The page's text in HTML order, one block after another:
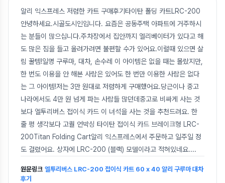
알리 익스프레스 저렴한 카트 구매후기타이탄 폴딩 카트LRC-200
안녕하세요.시골도시인입니다. 요즘은 공동주택 아파트에 거주하시
는 분들이 많으십니다.주차장에서 집안까지 엘리베이터가 있다고 해
도 많은 짐을 들고 올려가려면 불편할 수가 있어요.이럴때 있으면 살
림 꿀템!일명 구루마, 대차, 손수레 이 아이템은 없을 때는 몰랐지만,
한 번도 이용을 안 해본 사람은 있어도 한 번만 이용한 사람은 없다
는 그 아이템!저는 3만 원대로 저렴하게 구매했어요.당근이나 중고
나라에서도 4만 원 넘게 파는 사람들 많던데중고로 비싸게 사는 것
보다 엘투리버스 접이식 카드 이 녀석을 사는 것을 추천드려요. 한
줄 평 생각보다 고퀄 언박싱 타이탄 접이식 카드 브레이크형 LRC-
200Titan Folding Cart알리 익스프레스에서 주문하고 일주일 정
도 걸렸어요. 상자에 LRC-200 (블랙) 모델이라고 적혀있네요....
원문링크 엘투리버스 LRC-200 접이식 카트 60 x 40 알리 구루마 대차
후기